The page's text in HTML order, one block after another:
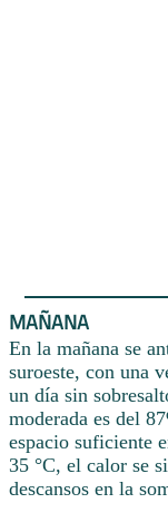
MAÑANA
En la mañana se
suroeste, con una
un día sin
moderada es del
espacio suficiente
35 °C, el calor se
descansos en la